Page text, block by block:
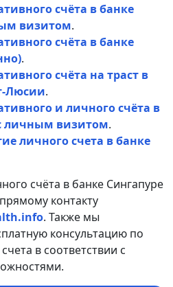
счёта в банке
визитом.
счёта в банке
.
счёта на траст в
Люсии.
и личного счёта в
личным визитом.
личного счета в банке
счёта в банке Сингапуре
контакту
. Также мы
консультацию по
в соответствии с